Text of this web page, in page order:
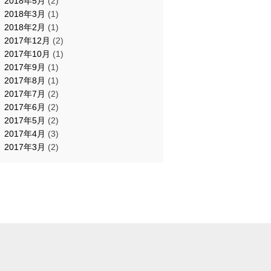
2018年3月 (1)
2018年2月 (1)
2017年12月 (2)
2017年10月 (1)
2017年9月 (1)
2017年8月 (1)
2017年7月 (2)
2017年6月 (2)
2017年5月 (2)
2017年4月 (3)
2017年3月 (2)